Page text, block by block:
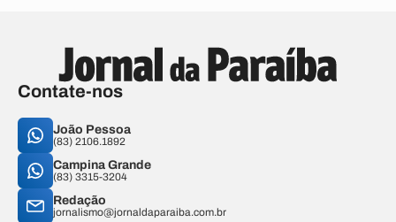
Contate-nos
João Pessoa
(83) 2106.1892
Campina Grande
(83) 3315-3204
Redação
jornalismo@jornaldaparaiba.com.br